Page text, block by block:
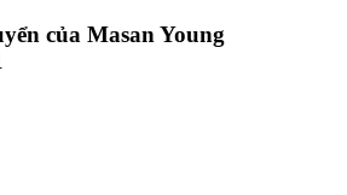
của Masan Young